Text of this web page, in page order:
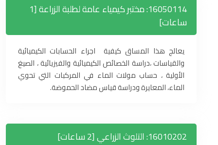
16050114: مختبر كيمياء عامة لطلبة الزراعة [1
ساعات]
يعالج هذا المساق كيفية اجراء الحسابات الكيميائية
والقياسات ،دراسة الخصائص الكيميائية والفيزيائية ، الصيغ
الأولية ، حساب مولات الماء في المركبات التي تحوي
الماء، المعايرة ودراسة قياس مضاد الحموضة.
16010202: التلوث الزراعي [2 ساعات]